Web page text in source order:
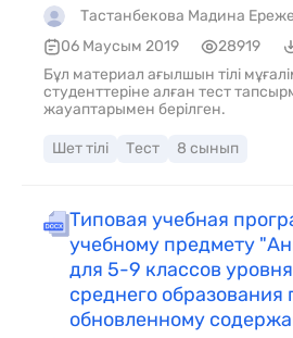
Тастанбекова Мадина
06 Маусым 2019
28919
Бұл материал ағылшын тілі
студенттеріне алған тест
жауаптарымен берілген.
Шет тілі Тест 8 сынып
Типовая учебная
учебному предмету
для 5-9 классов
среднего образования
обновленному